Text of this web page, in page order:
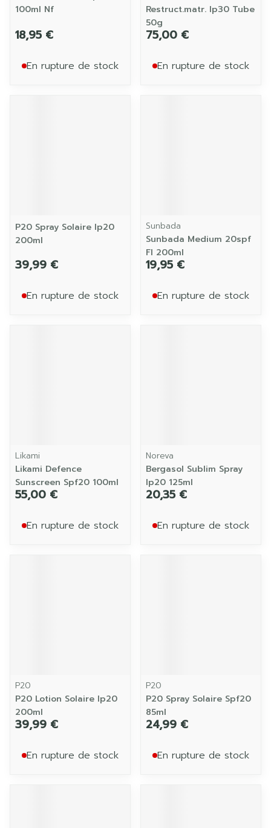
100ml Nf
18,95 €
En rupture de stock
Restruct.matr. Ip30 Tube
50g
75,00 €
En rupture de stock
P20 Spray Solaire Ip20
200ml
39,99 €
En rupture de stock
Sunbada
Sunbada Medium 20spf
Fl 200ml
19,95 €
En rupture de stock
Likami
Likami Defence
Sunscreen Spf20 100ml
55,00 €
En rupture de stock
Noreva
Bergasol Sublim Spray
Ip20 125ml
20,35 €
En rupture de stock
P20
P20 Lotion Solaire Ip20
200ml
39,99 €
En rupture de stock
P20
P20 Spray Solaire Spf20
85ml
24,99 €
En rupture de stock